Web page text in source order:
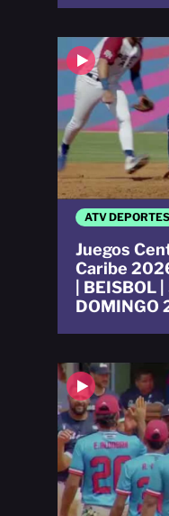
ATV DEPORTES
Juegos
Caribe
| BEISBOL
DOMINGO